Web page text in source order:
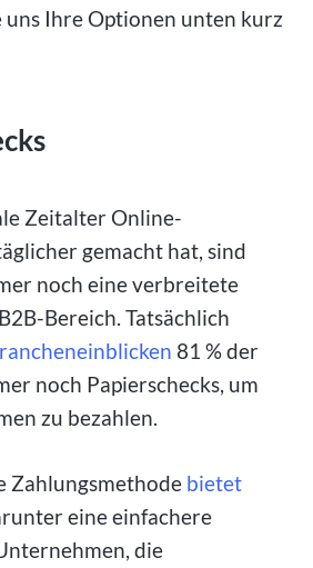
uns Ihre Optionen unten kurz
Zeitalter Online-
gemacht hat, sind
noch eine verbreitete
Bereich. Tatsächlich
81 % der
noch Papierschecks, um
zu bezahlen.
Zahlungsmethode bietet
eine einfachere
die